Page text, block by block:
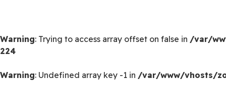
Warning: Trying to access array offset on false in /var/
224
Warning: Undefined array key -1 in /var/www/vhosts/